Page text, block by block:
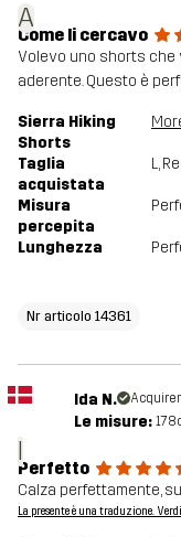
A
Come li cercavo
Volevo uno shorts
aderente. Questo è
Sierra Hiking
Shorts
Taglia
acquistata
L,
Misura
percepita
Lunghezza
Nr articolo 14361
I
Ida N.
Le misure:
Perfetto
Calza perfettamente,
La presente è una traduzione.